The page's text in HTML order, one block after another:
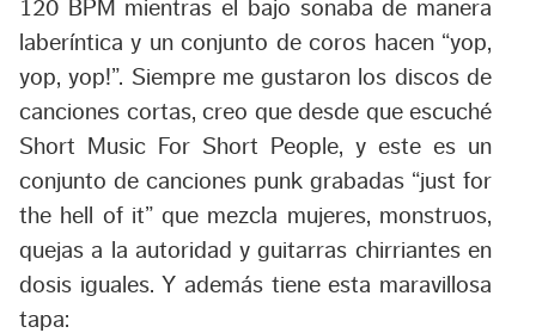
120 BPM mientras el bajo sonaba de manera
laberíntica y un conjunto de coros hacen “yop,
yop, yop!”. Siempre me gustaron los discos de
canciones cortas, creo que desde que escuché
Short Music For Short People, y este es un
conjunto de canciones punk grabadas “just for
the hell of it” que mezcla mujeres, monstruos,
quejas a la autoridad y guitarras chirriantes en
dosis iguales. Y además tiene esta maravillosa
tapa: